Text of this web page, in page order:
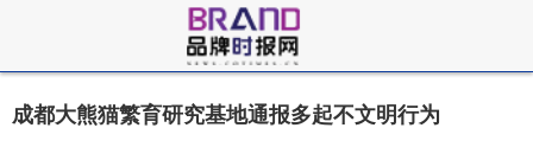
成都大熊猫繁育研究基地通报多起不文明行为